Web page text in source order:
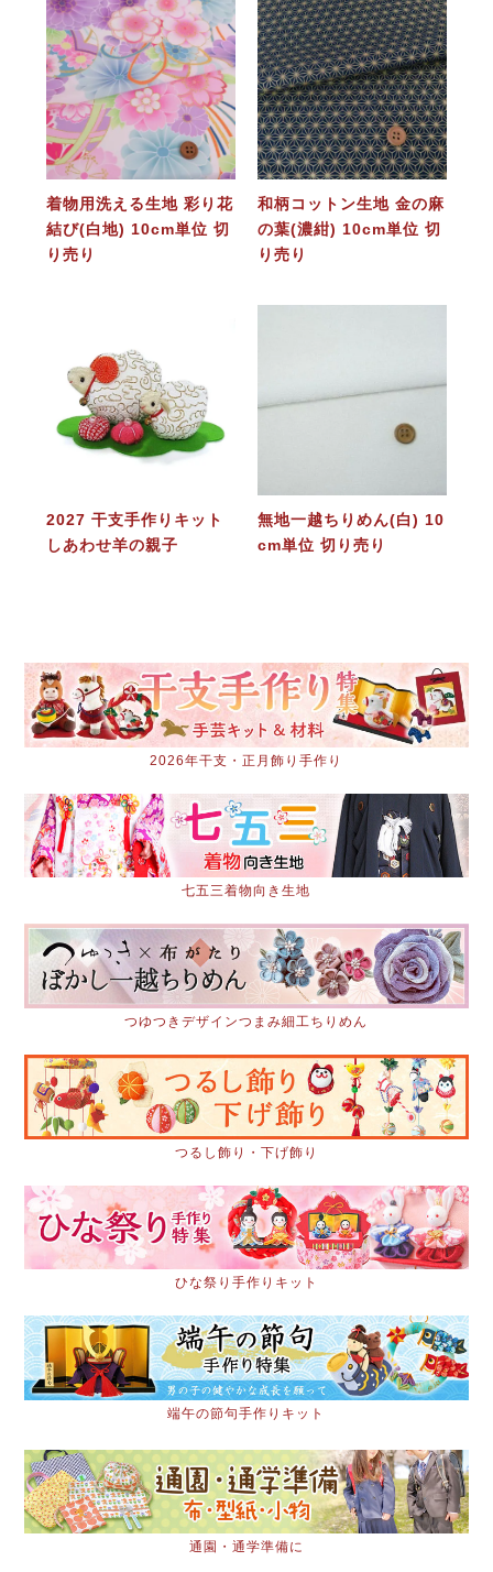
着物用洗える生地 彩り花
結び(白地) 10cm単位 切
り売り
和柄コットン生地 金の麻
の葉(濃紺) 10cm単位 切
り売り
2027 干支手作りキット
しあわせ羊の親子
無地一越ちりめん(白) 10
cm単位 切り売り
2026年干支・正月飾り手作り
七五三着物向き生地
つゆつきデザインつまみ細工ちりめん
つるし飾り・下げ飾り
ひな祭り手作りキット
端午の節句手作りキット
通園・通学準備に